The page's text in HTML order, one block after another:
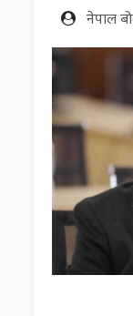
नेपाल